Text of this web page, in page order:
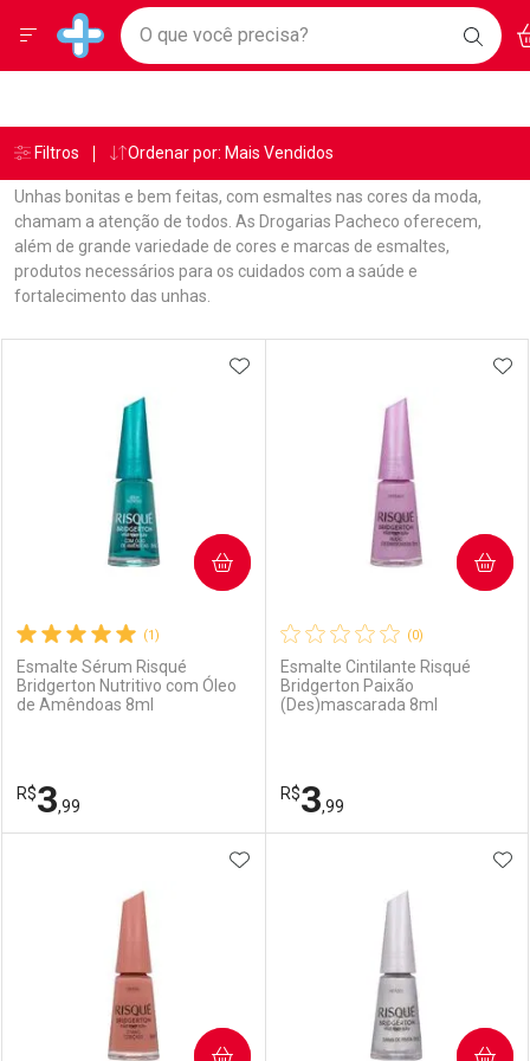
Drogarias Pacheco
Baixe nosso APP e aproveite Ofertas Exclusivas!
BAIXE
O APP
Ir direto para a home
pela página
Ir direto para o conteúdo
Ir direto para a busca
Ir direto para a ajuda
Ir direto para a notificações
Ir direto para o carrinho
Ir direto para o menu
Faça a sua busca
O que você precisa?
Menu
Breadcrumb
Drogarias Pacheco Esmalte
Unhas bonitas e bem feitas, com esmaltes nas cores da moda,
chamam a atenção de todos. As Drogarias Pacheco oferecem,
além de grande variedade de cores e marcas de esmaltes,
produtos necessários para os cuidados com a saúde e
fortalecimento das unhas.
Linkagens Internas em Destaque
Promoções em Destaque
(1)
Esmalte Sérum Risqué
Bridgerton Nutritivo com Óleo
de Amêndoas 8ml
R$3,99
ADICIONAR AOS FAVORITOS
COMPRAR
Laboratório
Por Menos
(0)
Esmalte Cintilante Risqué
Bridgerton Paixão
(Des)mascarada 8ml
R$3,99
COMPRAR
Laboratório
Por Menos
ADICIONAR AOS FAVORITOS
COMPRAR COMPRAR
Âncoras
Filtros Ordenar por: Mais Vendidos